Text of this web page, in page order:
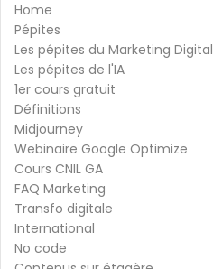
Home
Pépites
Les pépites du Marketing Digital
Les pépites de l'IA
1er cours gratuit
Définitions
Midjourney
Webinaire Google Optimize
Cours CNIL GA
FAQ Marketing
Transfo digitale
International
No code